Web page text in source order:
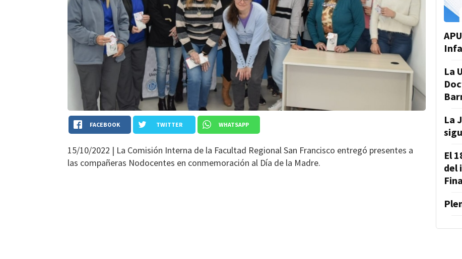
FACEBOOK TWITTER WHATSAPP
15/10/2022 | La Comisión Interna de la Facultad Regional San Francisco entregó presentes a
las compañeras Nodocentes en conmemoración al Día de la Madre.
La
La
El
del